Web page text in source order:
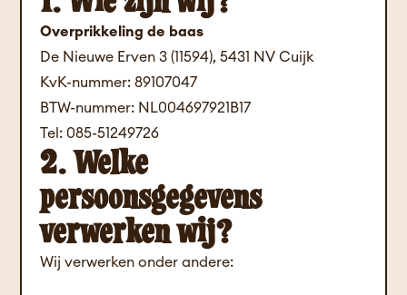
Overprikkeling de baas
De Nieuwe Erven 3 (11594), 5431 NV Cuijk
KvK-nummer: 89107047
BTW-nummer: NL004697921B17
Tel: 085-51249726
2. Welke
persoonsgegevens
verwerken wij?
Wij verwerken onder andere: